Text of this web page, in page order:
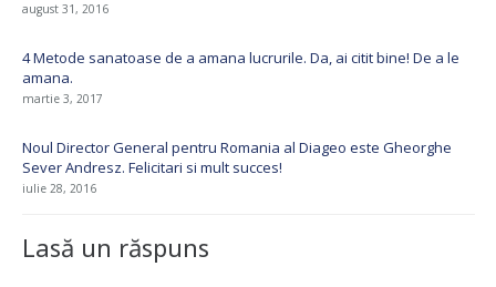
august 31, 2016
4 Metode sanatoase de a amana lucrurile. Da, ai citit bine! De a le
amana.
martie 3, 2017
Noul Director General pentru Romania al Diageo este Gheorghe
Sever Andresz. Felicitari si mult succes!
iulie 28, 2016
Lasă un răspuns